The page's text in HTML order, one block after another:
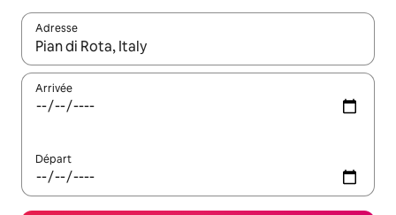
Adresse
Lorsque les résultats s'affichent, utilisez les flèches vers le
Arrivée
Départ